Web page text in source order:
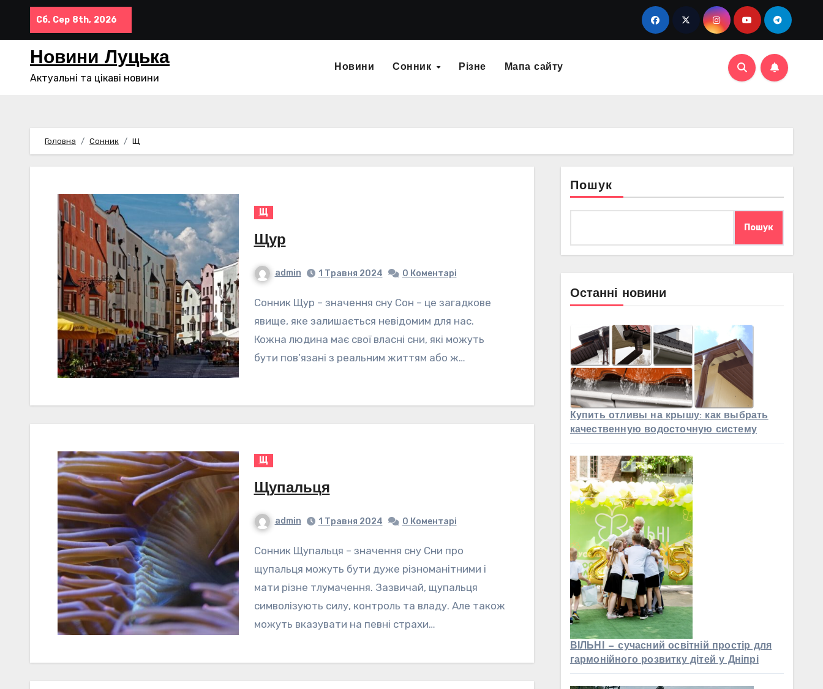
Перейти
контенту
Сб. Сер 8th, 2026
Новини Луцька
Актуальні та цікаві новини
Новини Сонник Різне Мапа сайту
Головна Сонник Щ
Щ
Щур
admin 1 Травня 2024 0 Коментарі
Сонник Щур – значення сну Сон – це загадкове
явище, яке залишається невідомим для нас.
Кожна людина має свої власні сни, які можуть
бути пов’язані з реальним життям або ж…
Щ
Щупальця
admin 1 Травня 2024 0 Коментарі
Сонник Щупальця – значення сну Сни про
щупальця можуть бути дуже різноманітними і
мати різне тлумачення. Зазвичай, щупальця
символізують силу, контроль та владу. Але також
можуть вказувати на певні страхи…
Пошук
Пошук
Останні новини
Купить отливы на крышу: как выбрать
качественную водосточную систему
ВІЛЬНІ — сучасний освітній простір для
гармонійного розвитку дітей у Дніпрі